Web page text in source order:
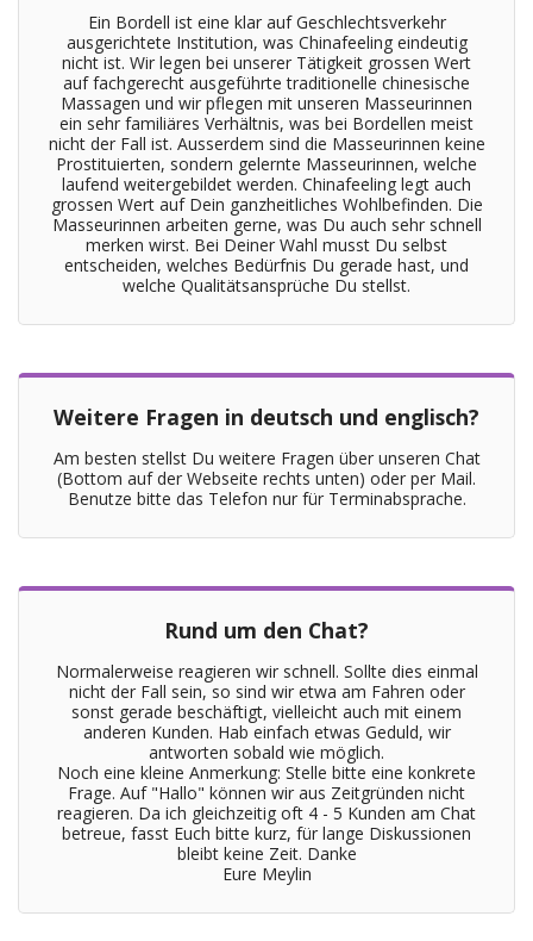
Ein Bordell ist eine klar auf Geschlechtsverkehr
ausgerichtete Institution, was Chinafeeling eindeutig
nicht ist. Wir legen bei unserer Tätigkeit grossen Wert
auf fachgerecht ausgeführte traditionelle chinesische
Massagen und wir pflegen mit unseren Masseurinnen
ein sehr familiäres Verhältnis, was bei Bordellen meist
nicht der Fall ist. Ausserdem sind die Masseurinnen keine
Prostituierten, sondern gelernte Masseurinnen, welche
laufend weitergebildet werden. Chinafeeling legt auch
grossen Wert auf Dein ganzheitliches Wohlbefinden. Die
Masseurinnen arbeiten gerne, was Du auch sehr schnell
merken wirst. Bei Deiner Wahl musst Du selbst
entscheiden, welches Bedürfnis Du gerade hast, und
welche Qualitätsansprüche Du stellst.
Weitere Fragen in deutsch und englisch?
Am besten stellst Du weitere Fragen über unseren Chat
(Bottom auf der Webseite rechts unten) oder per Mail.
Benutze bitte das Telefon nur für Terminabsprache.
Rund um den Chat?
Normalerweise reagieren wir schnell. Sollte dies einmal
nicht der Fall sein, so sind wir etwa am Fahren oder
sonst gerade beschäftigt, vielleicht auch mit einem
anderen Kunden. Hab einfach etwas Geduld, wir
antworten sobald wie möglich.
Noch eine kleine Anmerkung: Stelle bitte eine konkrete
Frage. Auf "Hallo" können wir aus Zeitgründen nicht
reagieren. Da ich gleichzeitig oft 4 - 5 Kunden am Chat
betreue, fasst Euch bitte kurz, für lange Diskussionen
bleibt keine Zeit. Danke
Eure Meylin